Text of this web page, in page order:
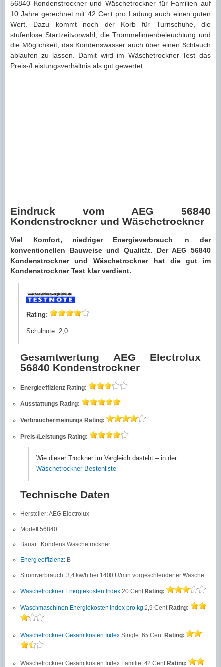
56840 Kondenstrockner und Wäschetrockner für Familien auf
10 Jahre gerechnet mit 42 Cent pro Ladung auch einen guten
Wert. Dazu kommt noch der Korb für Turnschuhe, die
stufenlose Startzeitvorwahl, die Trommelinnenbeleuchtung und
die Möglichkeit, das Kondenswasser auch über einen Schlauch
ablaufen zu lassen. Damit wird im Wäschetrockner Test das
Preis-/Leistungsverhältnis als gut gewertet.
Eindruck vom AEG 56840
Kondenstrockner und Wäschetrockner
Viel Komfort, niedriger Energieverbrauch in der
konventionellen Bauweise und Qualität. Der AEG 56840
Kondenstrockner und Wäschetrockner hat die gut im
Kondenstrockner Test klar verdient.
Rating:
Schulnote: 2,0
Gesamtwertung AEG Electrolux
56840 Kondenstrockner
Energieeffizienz Rating:
Ausstattungs Rating:
Verbrauchermeinungs Rating:
Preis-/Leistungs Rating:
Wie dieser Trockner im Vergleich dasteht – in der
Wäschetrockner Bestenliste
Technische Daten
Hersteller: AEG Electrolux
Modell:56840
Bauart: Kondens Wäschetrockner
Energieeffizienz: B
Stromverbrauch: 3,4 kw/h bei 1400 U/min vorgeschleuderter Wäsche
Wäschetrockner Energiekosten Index:20 Cent Rating:
Waschmaschinen Energiekosten Index pro kg:2,9 Cent Rating:
Wäschetrockner Gesamtkosten Index Single: 65 Cent Rating:
Wäschetrockner Gesamtkosten Index Familie: 42 Cent Rating: